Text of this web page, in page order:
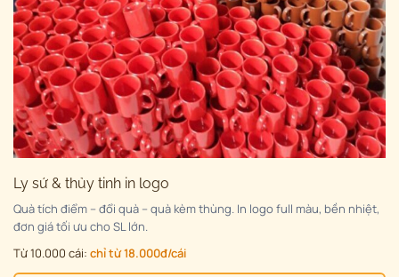
Ly sứ & thủy tinh in logo
Quà tích điểm – đổi quà – quà kèm thùng. In logo full màu, bền nhiệt,
đơn giá tối ưu cho SL lớn.
Từ 10.000 cái: chỉ từ 18.000đ/cái